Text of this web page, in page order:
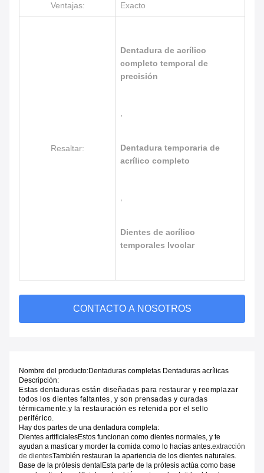
Ventajas: Exacto
Resaltar:
Dentadura de acrílico
completo temporal de
precisión
Dentadura temporaria de
acrílico completo
Dientes de acrílico
temporales Ivoclar
CONTACTO A NOSOTROS
Nombre del producto:Dentaduras completas Dentaduras acrílicas
Descripción:
Estas dentaduras están diseñadas para restaurar y reemplazar
todos los dientes faltantes, y son prensadas y curadas
térmicamente.y la restauración es retenida por el sello
periférico.
Hay dos partes de una dentadura completa:
Dientes artificialesEstos funcionan como dientes normales, y te
ayudan a masticar y morder la comida como lo hacías antes.extracción
de dientesTambién restauran la apariencia de los dientes naturales.
Base de la prótesis dental Esta parte de la prótesis actúa como base